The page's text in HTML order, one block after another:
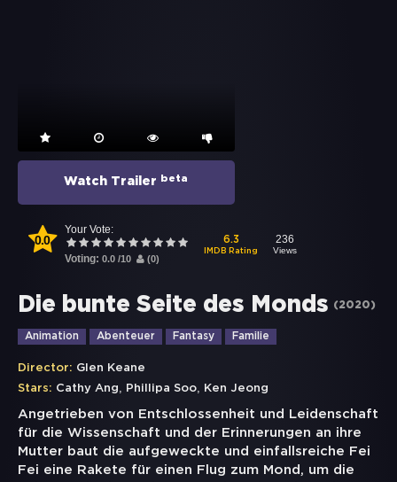
Watch Trailer beta
0.0
Your Vote:
Voting: 0.0 /10 (0)
6.3
IMDB Rating
236
Views
Die bunte Seite des Monds (2020)
Animation Abenteuer Fantasy Familie
Director: Glen Keane
Stars: Cathy Ang, Phillipa Soo, Ken Jeong
Angetrieben von Entschlossenheit und Leidenschaft
für die Wissenschaft und der Erinnerungen an ihre
Mutter baut die aufgeweckte und einfallsreiche Fei
Fei eine Rakete für einen Flug zum Mond, um die